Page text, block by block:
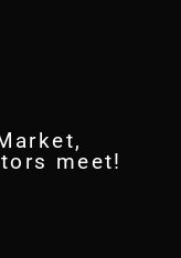
meet!